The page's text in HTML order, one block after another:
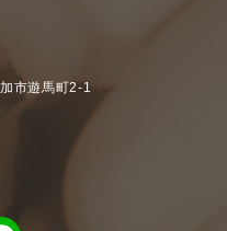
市遊馬町2-1